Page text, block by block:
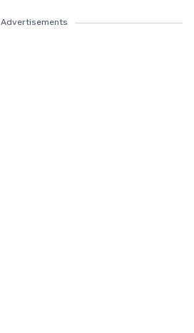
Advertisements